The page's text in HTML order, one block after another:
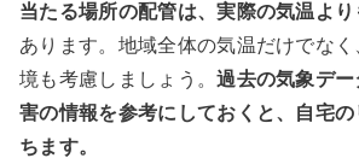
当たる場所の配管は、実際の気温よ
あります。地域全体の気温だけでな
境も考慮しましょう。過去の気象デ
害の情報を参考にしておくと、自宅
ちます。